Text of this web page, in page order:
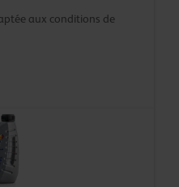
aux conditions de